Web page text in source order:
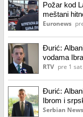
Požar kod
meštani
Euronews
Đurić:
vodama Ibra
RTV pre 1 sat
Đurić:
Ibrom i
Serbian